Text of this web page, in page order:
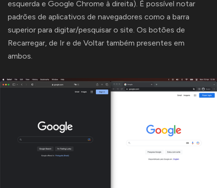
esquerda e Google Chrome à direita). É possível notar
padrões de aplicativos de navegadores como a barra
superior para digitar/pesquisar o site. Os botões de
Recarregar, de Ir e de Voltar também presentes em
ambos.